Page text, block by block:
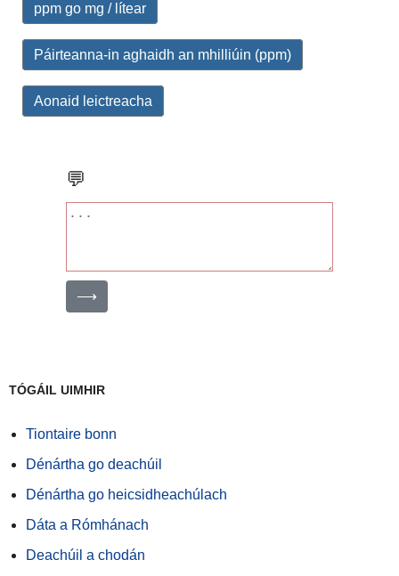
ppm go mg / lítear
Páirteanna-in aghaidh an mhilliúin (ppm)
Aonaid leictreacha
💬
⟶
TÓGÁIL UIMHIR
Tiontaire bonn
Dénártha go deachúil
Dénártha go heicsidheachúlach
Dáta a Rómhánach
Deachúil a chodán